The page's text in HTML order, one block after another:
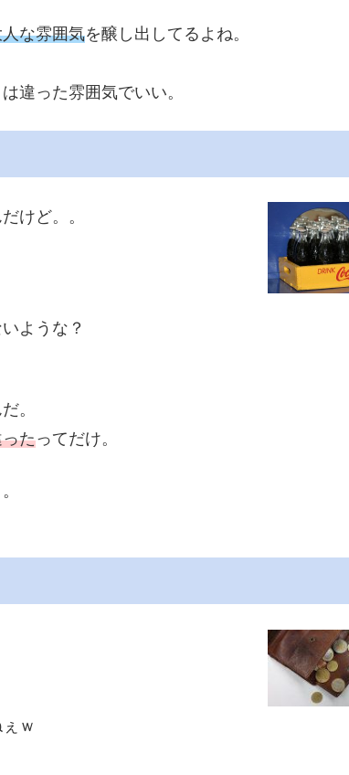
な雰囲気を醸し出してるよね。
違った雰囲気でいい。
けど。。
ような？
。
たってだけ。
ｗ